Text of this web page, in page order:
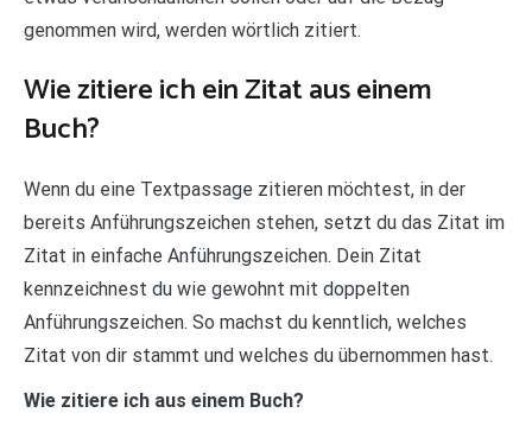
genommen wird, werden wörtlich zitiert.
Wie zitiere ich ein Zitat aus einem
Buch?
Wenn du eine Textpassage zitieren möchtest, in der
bereits Anführungszeichen stehen, setzt du das Zitat im
Zitat in einfache Anführungszeichen. Dein Zitat
kennzeichnest du wie gewohnt mit doppelten
Anführungszeichen. So machst du kenntlich, welches
Zitat von dir stammt und welches du übernommen hast.
Wie zitiere ich aus einem Buch?